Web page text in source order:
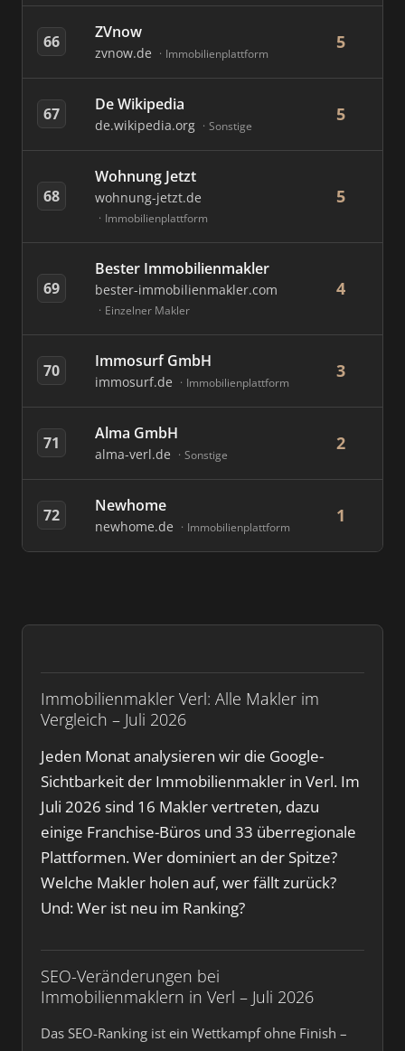
Immobilienmakler Verl: Alle Makler im
Vergleich – Juli 2026
Jeden Monat analysieren wir die Google-
Sichtbarkeit der Immobilienmakler in Verl. Im
Juli 2026 sind 16 Makler vertreten, dazu
einige Franchise-Büros und 33 überregionale
Plattformen. Wer dominiert an der Spitze?
Welche Makler holen auf, wer fällt zurück?
Und: Wer ist neu im Ranking?
SEO-Veränderungen bei
Immobilienmaklern in Verl – Juli 2026
Das SEO-Ranking ist ein Wettkampf ohne Finish –
66 ZVnow
zvnow.de Immobilienplattform
5
67 De Wikipedia
de.wikipedia.org Sonstige
5
68
Wohnung Jetzt
wohnung-jetzt.de
Immobilienplattform
5
69
Bester Immobilienmakler
bester-immobilienmakler.com
Einzelner Makler
4
70 Immosurf GmbH
immosurf.de Immobilienplattform
3
71 Alma GmbH
alma-verl.de Sonstige
2
72 Newhome
newhome.de Immobilienplattform
1